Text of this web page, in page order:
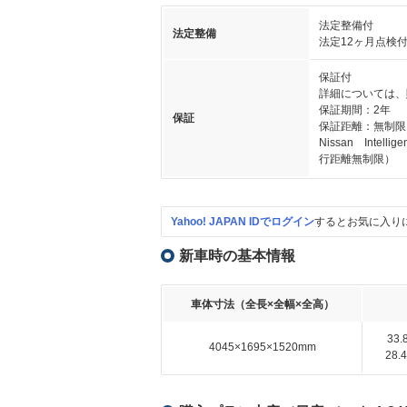
法定整備
法定整備付
法定12ヶ月点検
保証
保証付
詳細については
保証期間：2年
保証距離：無制限
Nissan
行距離無制限）
Yahoo! JAPAN IDでログインするとお気に入り
新車時の基本情報
車体寸法（全長×全幅×全高）
4045×1695×1520mm